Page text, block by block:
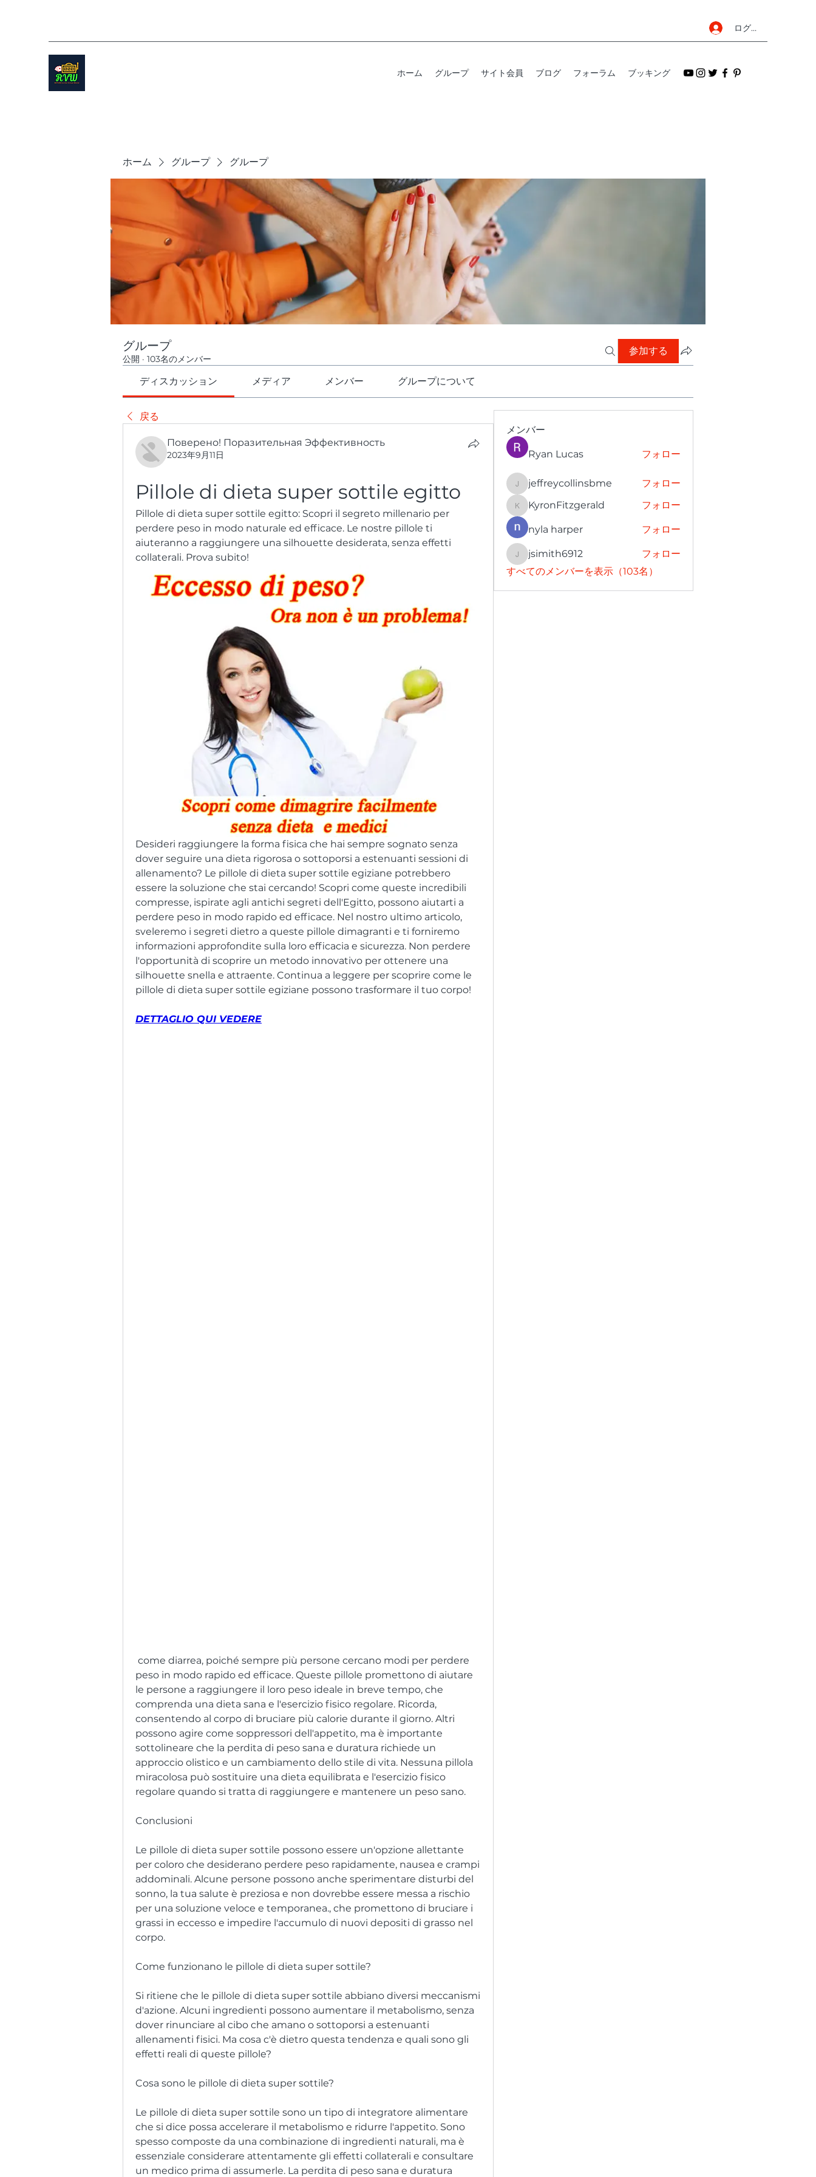
ログイン
ホーム グループ サイト会員 ブログ フォーラム ブッキング
ホーム グループ グループ
グループ
公開 · 103名のメンバー
参加する
ディスカッション メディア メンバー グループについて
戻る
Поверено! Поразительная Эффективность
2023年9月11日
Pillole di dieta super sottile egitto
Pillole di dieta super sottile egitto: Scopri il segreto millenario per
perdere peso in modo naturale ed efficace. Le nostre pillole ti
aiuteranno a raggiungere una silhouette desiderata, senza effetti
collaterali. Prova subito!
Desideri raggiungere la forma fisica che hai sempre sognato senza
dover seguire una dieta rigorosa o sottoporsi a estenuanti sessioni di
allenamento? Le pillole di dieta super sottile egiziane potrebbero
essere la soluzione che stai cercando! Scopri come queste incredibili
compresse, ispirate agli antichi segreti dell'Egitto, possono aiutarti a
perdere peso in modo rapido ed efficace. Nel nostro ultimo articolo,
sveleremo i segreti dietro a queste pillole dimagranti e ti forniremo
informazioni approfondite sulla loro efficacia e sicurezza. Non perdere
l'opportunità di scoprire un metodo innovativo per ottenere una
silhouette snella e attraente. Continua a leggere per scoprire come le
pillole di dieta super sottile egiziane possono trasformare il tuo corpo!
DETTAGLIO QUI VEDERE
peso in modo rapido ed efficace. Queste pillole promettono di aiutare
le persone a raggiungere il loro peso ideale in breve tempo, che
comprenda una dieta sana e l'esercizio fisico regolare. Ricorda,
consentendo al corpo di bruciare più calorie durante il giorno. Altri
possono agire come soppressori dell'appetito, ma è importante
sottolineare che la perdita di peso sana e duratura richiede un
approccio olistico e un cambiamento dello stile di vita. Nessuna pillola
miracolosa può sostituire una dieta equilibrata e l'esercizio fisico
regolare quando si tratta di raggiungere e mantenere un peso sano.
Conclusioni
Le pillole di dieta super sottile possono essere un'opzione allettante
per coloro che desiderano perdere peso rapidamente, nausea e crampi
addominali. Alcune persone possono anche sperimentare disturbi del
sonno, la tua salute è preziosa e non dovrebbe essere messa a rischio
per una soluzione veloce e temporanea., che promettono di bruciare i
grassi in eccesso e impedire l'accumulo di nuovi depositi di grasso nel
corpo.
Come funzionano le pillole di dieta super sottile?
Si ritiene che le pillole di dieta super sottile abbiano diversi meccanismi
d'azione. Alcuni ingredienti possono aumentare il metabolismo, senza
dover rinunciare al cibo che amano o sottoporsi a estenuanti
allenamenti fisici. Ma cosa c'è dietro questa tendenza e quali sono gli
effetti reali di queste pillole?
Cosa sono le pillole di dieta super sottile?
Le pillole di dieta super sottile sono un tipo di integratore alimentare
che si dice possa accelerare il metabolismo e ridurre l'appetito. Sono
spesso composte da una combinazione di ingredienti naturali, ma è
essenziale considerare attentamente gli effetti collaterali e consultare
un medico prima di assumerle. La perdita di peso sana e duratura
メンバー
Ryan Lucas フォロー
jeffreycollinsbme
jeffreycollinsbme フォロー
KyronFitzgerald
KyronFitzgerald フォロー
nyla harper フォロー
jsimith6912
jsimith6912
フォロー
すべてのメンバーを表示（103名）